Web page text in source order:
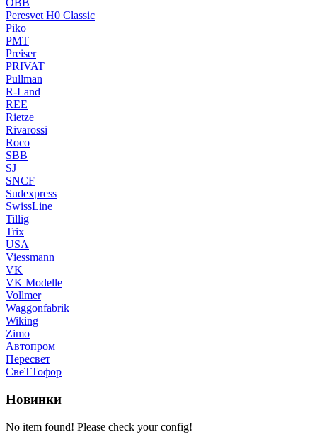
OBB
Peresvet H0 Classic
Piko
PMT
Preiser
PRIVAT
Pullman
R-Land
REE
Rietze
Rivarossi
Roco
SBB
SJ
SNCF
Sudexpress
SwissLine
Tillig
Trix
USA
Viessmann
VK
VK Modelle
Vollmer
Waggonfabrik
Wiking
Zimo
Автопром
Пересвет
СвеТТофор
Новинки
No item found! Please check your config!